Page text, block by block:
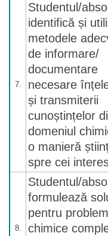
7.
Studentul/
identifică și
metodele
de informare/
documentare
necesare
și transmiterii
cunoștințelor
domeniul
o manieră
spre cei
8.
Studentul/
formulează
pentru
chimice